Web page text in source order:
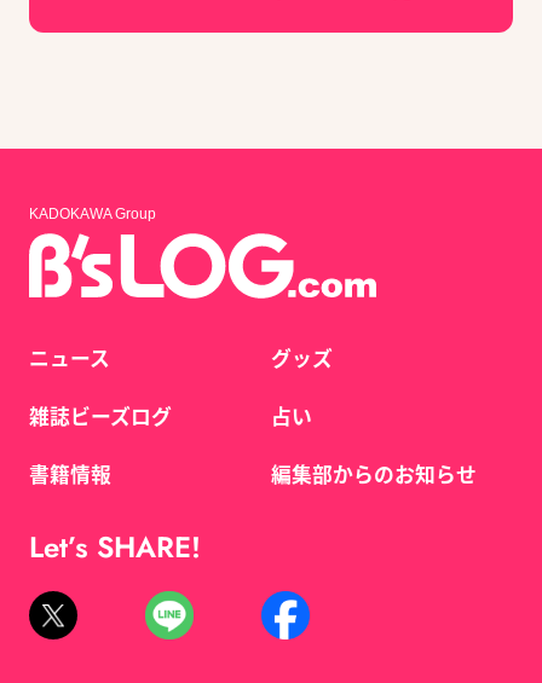
KADOKAWA Group
ニュース
雑誌ビーズログ
書籍情報
グッズ
占い
編集部からのお知らせ
Let’s SHARE!